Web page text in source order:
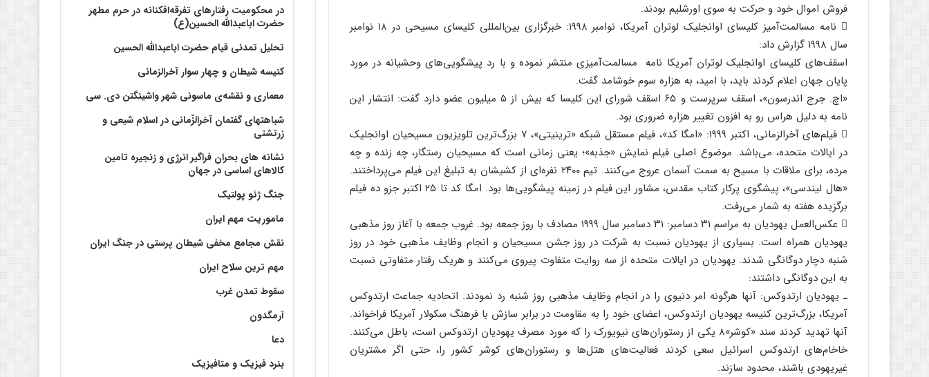
فروش اموال خود و حرکت به سوی اورشلیم بودند.
 نامه مسالمت‌آمیز کلیسای اوانجلیک لوتران آمریکا، نوامبر ۱۹۹۸: خبرگزاری بین‌المللی کلیسای مسیحی در ۱۸ نوامبر
سال ۱۹۹۸ گزارش داد:
اسقف‌های کلیسای اوانجلیک لوتران آمریکا نامه مسالمت‌آمیزی منتشر نموده و با رد پیشگویی‌های وحشیانه در مورد
پایان جهان اعلام کردند باید، با امید، به هزاره سوم خوشامد گفت.
«اچ. جرج اندرسون»، اسقف سرپرست و ۶۵ اسقف شورای این کلیسا که بیش از ۵ میلیون عضو دارد گفت: انتشار این
نامه به دلیل هراس رو به افزون تغییر هزاره ضروری بود.
 فیلم‌های آخرالزمانی، اکتبر ۱۹۹۹: «امگا کد»، فیلم مستقل شبکه «ترینیتی»، ۷ بزرگ‌ترین تلویزیون مسیحیان اوانجلیک
در ایالات متحده، می‌باشد. موضوع اصلی فیلم نمایش «جذبه»؛ یعنی زمانی است که مسیحیان رستگار، چه زنده و چه
مرده، برای ملاقات با مسیح به سمت آسمان عروج می‌کنند. تیم ۲۴۰۰ نفره‌ای از کشیشان به تبلیغ این فیلم می‌پرداختند.
«هال لیندسی»، پیشگوی پرکار کتاب مقدس، مشاور این فیلم در زمینه پیشگویی‌ها بود. امگا کد تا ۲۵ اکتبر جزو ده فیلم
برگزیده هفته به شمار می‌رفت.
 عکس‌العمل یهودیان به مراسم ۳۱ دسامبر: ۳۱ دسامبر سال ۱۹۹۹ مصادف با روز جمعه بود. غروب جمعه با آغاز روز مذهبی
یهودیان همراه است. بسیاری از یهودیان نسبت به شرکت در روز جشن مسیحیان و انجام وظایف مذهبی خود در روز
شنبه دچار دوگانگی شدند. یهودیان در ایالات متحده از سه روایت متفاوت پیروی می‌کنند و هریک رفتار متفاوتی نسبت
به این دوگانگی داشتند:
ـ یهودیان ارتدوکس: آنها هرگونه امر دنیوی را در انجام وظایف مذهبی روز شنبه رد نمودند. اتحادیه جماعت ارتدوکس
آمریکا، بزرگ‌ترین کنیسه یهودیان ارتدوکس، اعضای خود را به مقاومت در برابر سازش با فرهنگ سکولار آمریکا فراخواند.
آنها تهدید کردند سند «کوشر»8 یکی از رستوران‌های نیویورک را که مورد مصرف یهودیان ارتدوکس است، باطل می‌کنند.
خاخام‌های ارتدوکس اسرائیل سعی کردند فعالیت‌های هتل‌ها و رستوران‌های کوشر کشور را، حتی اگر مشتریان
غیریهودی باشند، محدود سازند.
در محکومیت رفتارهای تفرقه‌افکنانه در حرم مطهر
حضرت اباعبدالله الحسین(ع)
تحلیل تمدنی قیام حضرت اباعبدالله الحسین
کنیسه شیطان و چهار سوار آخرالزمانی
معماری و نقشه‌ی ماسونی شهر واشينگتن دی. سی
شباهتهای گفتمان آخر‌الزّمانی در اسلام شیعی و
زرتشتی
نشانه های بحران فراگیر انرژی و زنجیره تامین
کالاهای اساسی در جهان
جنگ ژئو پولتیک
ماموریت مهم ایران
نقش مجامع مخفی شیطان پرستی در جنگ ایران
مهم ترین سلاح ایران
سقوط تمدن غرب
آرمگدون
دعا
بنرد فیزیک و متافیزیک